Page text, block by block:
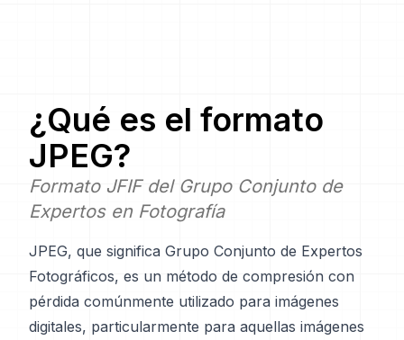
¿Qué es el formato
JPEG?
Formato JFIF del Grupo Conjunto de
Expertos en Fotografía
JPEG, que significa Grupo Conjunto de Expertos
Fotográficos, es un método de compresión con
pérdida comúnmente utilizado para imágenes
digitales, particularmente para aquellas imágenes